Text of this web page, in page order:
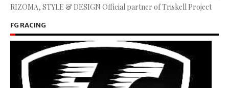
RIZOMA, STYLE & DESIGN Official partner of Triskell Project
FG RACING